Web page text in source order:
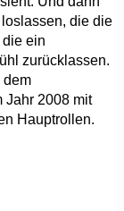
die die
ein
zurücklassen.
dem
Jahr 2008 mit
Hauptrollen.